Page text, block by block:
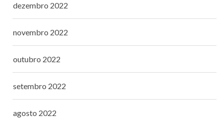
dezembro 2022
novembro 2022
outubro 2022
setembro 2022
agosto 2022